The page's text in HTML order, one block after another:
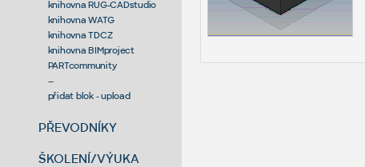
knihovna RUG-CADstudio
knihovna WATG
knihovna TDCZ
knihovna BIMproject
PARTcommunity
--
přidat blok - upload
PŘEVODNÍKY
ŠKOLENÍ/VÝUKA